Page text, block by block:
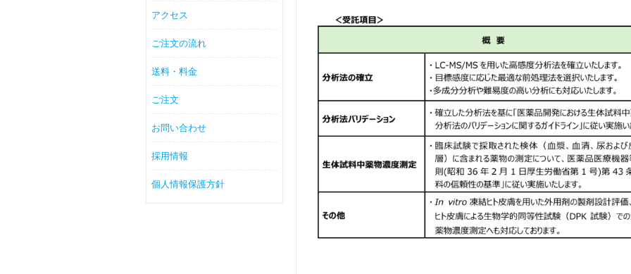
アクセス
ご注文の流れ
送料・料金
ご注文
お問い合わせ
採用情報
個人情報保護方針